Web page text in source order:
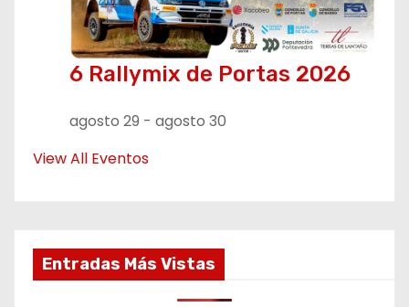
6 Rallymix de Portas 2026
agosto 29 - agosto 30
View All Eventos
Entradas Más Vistas